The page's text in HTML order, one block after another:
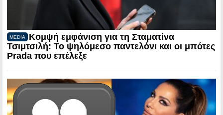
MEDIA
Κομψή εμφάνιση για τη Σταματίνα
Τσιμτσιλή: Το ψηλόμεσο παντελόνι και οι μπότες
Prada που επέλεξε